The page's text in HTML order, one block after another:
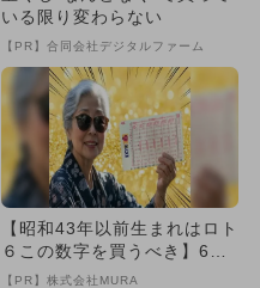
いる限り変わらない
【PR】合同会社デジタルファーム
【昭和43年以前生まれはロト
６この数字を買うべき】6つ
の数字が「完全一致」する
【PR】株式会社MURA